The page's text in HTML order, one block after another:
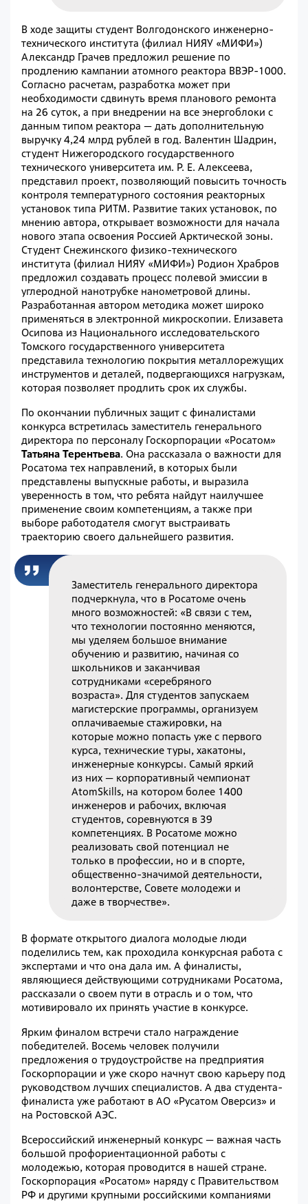
В ходе защиты студент Волгодонского инженерно-
технического института (филиал НИЯУ «МИФИ»)
Александр Грачев предложил решение по
продлению кампании атомного реактора ВВЭР-1000.
Согласно расчетам, разработка может при
необходимости сдвинуть время планового ремонта
на 26 суток, а при внедрении на все энергоблоки с
данным типом реактора — дать дополнительную
выручку 4,24 млрд рублей в год. Валентин Шадрин,
студент Нижегородского государственного
технического университета им. Р. Е. Алексеева,
представил проект, позволяющий повысить точность
контроля температурного состояния реакторных
установок типа РИТМ. Развитие таких установок, по
мнению автора, открывает возможности для начала
нового этапа освоения Россией Арктической зоны.
Студент Снежинского физико-технического
института (филиал НИЯУ «МИФИ») Родион Храбров
предложил создавать процесс полевой эмиссии в
углеродной нанотрубке нанометровой длины.
Разработанная автором методика может широко
применяться в электронной микроскопии. Елизавета
Осипова из Национального исследовательского
Томского государственного университета
представила технологию покрытия металлорежущих
инструментов и деталей, подвергающихся нагрузкам,
которая позволяет продлить срок их службы.
По окончании публичных защит с финалистами
конкурса встретилась заместитель генерального
директора по персоналу Госкорпорации «Росатом»
Татьяна Терентьева. Она рассказала о важности для
Росатома тех направлений, в которых были
представлены выпускные работы, и выразила
уверенность в том, что ребята найдут наилучшее
применение своим компетенциям, а также при
выборе работодателя смогут выстраивать
траекторию своего дальнейшего развития.
Заместитель генерального директора
подчеркнула, что в Росатоме очень
много возможностей: «В связи с тем,
что технологии постоянно меняются,
мы уделяем большое внимание
обучению и развитию, начиная со
школьников и заканчивая
сотрудниками «серебряного
возраста». Для студентов запускаем
магистерские программы, организуем
оплачиваемые стажировки, на
которые можно попасть уже с первого
курса, технические туры, хакатоны,
инженерные конкурсы. Самый яркий
из них — корпоративный чемпионат
AtomSkills, на котором более 1400
инженеров и рабочих, включая
студентов, соревнуются в 39
компетенциях. В Росатоме можно
реализовать свой потенциал не
только в профессии, но и в спорте,
общественно-значимой деятельности,
волонтерстве, Совете молодежи и
даже в творчестве».
В формате открытого диалога молодые люди
поделились тем, как проходила конкурсная работа с
экспертами и что она дала им. А финалисты,
являющиеся действующими сотрудниками Росатома,
рассказали о своем пути в отрасль и о том, что
мотивировало их принять участие в конкурсе.
Ярким финалом встречи стало награждение
победителей. Восемь человек получили
предложения о трудоустройстве на предприятия
Госкорпорации и уже скоро начнут свою карьеру под
руководством лучших специалистов. А два студента-
финалиста уже работают в АО «Русатом Оверсиз» и
на Ростовской АЭС.
Всероссийский инженерный конкурс — важная часть
большой профориентационной работы с
молодежью, которая проводится в нашей стране.
Госкорпорация «Росатом» наряду с Правительством
РФ и другими крупными российскими компаниями